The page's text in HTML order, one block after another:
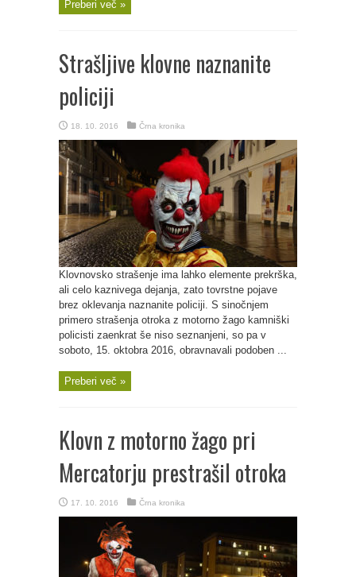
Preberi več »
Strašljive klovne naznanite
policiji
18. 10. 2016 Črna kronika
Klovnovsko strašenje ima lahko elemente prekrška,
ali celo kaznivega dejanja, zato tovrstne pojave
brez oklevanja naznanite policiji. S sinočnjem
primero strašenja otroka z motorno žago kamniški
policisti zaenkrat še niso seznanjeni, so pa v
soboto, 15. oktobra 2016, obravnavali podoben ...
Preberi več »
Klovn z motorno žago pri
Mercatorju prestrašil otroka
17. 10. 2016 Črna kronika